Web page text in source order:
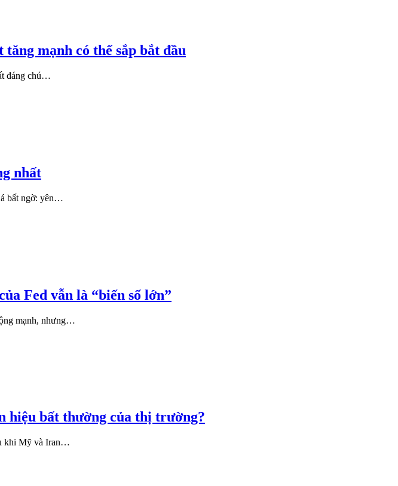
mạnh có thể sắp bắt đầu
đáng chú…
nhất
bất ngờ: yên…
Fed vẫn là “biến số lớn”
mạnh, nhưng…
hiệu bất thường của thị trường?
khi Mỹ và Iran…